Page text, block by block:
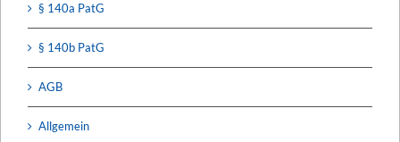
§ 140a PatG
§ 140b PatG
AGB
Allgemein